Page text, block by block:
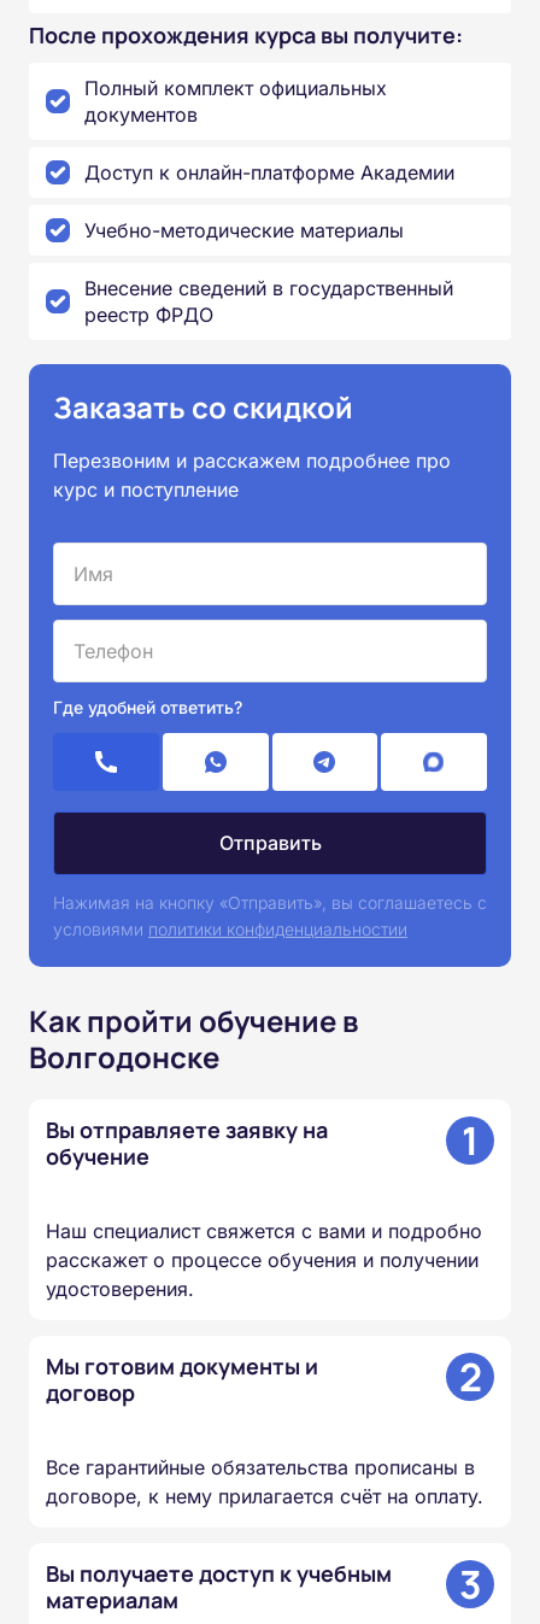
После прохождения курса вы получите:
Полный комплект официальных
документов
Доступ к онлайн-платформе Академии
Учебно-методические материалы
Внесение сведений в государственный
реестр ФРДО
Заказать со скидкой
Перезвоним и расскажем подробнее про
курс и поступление
Где удобней ответить?
Нажимая на кнопку «Отправить», вы соглашаетесь с
условиями политики конфиденциальностии
Как пройти обучение в
Волгодонске
Вы отправляете заявку на
обучение
1
Наш специалист свяжется с вами и подробно
расскажет о процессе обучения и получении
удостоверения.
Мы готовим документы и
договор
2
Все гарантийные обязательства прописаны в
договоре, к нему прилагается счёт на оплату.
Вы получаете доступ к учебным
материалам
3